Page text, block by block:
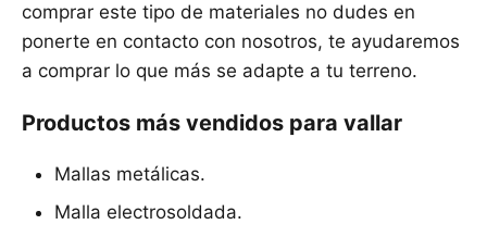
comprar este tipo de materiales no dudes en
ponerte en contacto con nosotros, te ayudaremos
a comprar lo que más se adapte a tu terreno.
Productos más vendidos para vallar
Mallas metálicas.
Malla electrosoldada.